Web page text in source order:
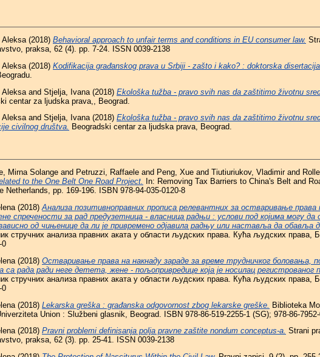
Aleksa(2018) Behavioral approach to unfair terms and conditions in EU consumer law.
praksa, 62 (4). pp. 7-24. ISSN 0039-2138
Aleksa (2018) Kodifikacija građanskog prava u Srbiji - zašto i kako? : doktorska disertacija.
Aleksa and Stjelja, Ivana (2018) Ekološka tužba - pravo svih nas da zaštitimo životnu
centar za ljudska prava,, Beograd.
Aleksaand Stjelja, Ivana(2018) Ekološka tužba - pravo svih nas da zaštitimo životnu
civilnog društva. Beogradski centar za ljudska prava, Beograd.
Mirna Solange and Petruzzi, Raffaele and Peng, Xue and Tiutiuriukov, Vladimirand
to the One Belt One Road Project.
In: Removing Tax Barriers to China's Belt and
Netherlands, pp. 169-196. ISBN 978-94-035-0120-8
(2018)Анализа позитивноправних прописа релевантних за остваривање права
спречености за рад предузетница - власница радњи : услови под којима могу
од чињенице да ли је привремено одјавила радњу или наставља да обавља
стручних анализа правних аката у области људских права. Кућа људских права,
0
(2018) Остваривање права на накнаду зараде за време трудничког боловања,
са рада ради неге детета, жене - пољопривредице која је носилац регистрованог
стручних анализа правних аката у области људских права. Кућа људских права,
0
(2018) Lekarska greška : građanska odgovornost zbog lekarske greške. Biblioteka
Union : Službeni glasnik, Beograd. ISBN 978-86-519-2255-1 (SG); 978-86-
(2018) Pravni problemi definisanja polja pravne zaštite nondum conceptus-a. Strani
praksa, 62 (3). pp. 25-41. ISSN 0039-2138